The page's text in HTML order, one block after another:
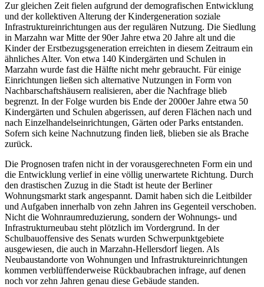
Zur gleichen Zeit fielen aufgrund der demografischen Entwicklung
und der kollektiven Alterung der Kindergeneration soziale
Infrastruktureinrichtungen aus der regulären Nutzung. Die Siedlung
in Marzahn war Mitte der 90er Jahre etwa 20 Jahre alt und die
Kinder der Erstbezugsgeneration erreichten in diesem Zeitraum ein
ähnliches Alter. Von etwa 140 Kindergärten und Schulen in
Marzahn wurde fast die Hälfte nicht mehr gebraucht. Für einige
Einrichtungen ließen sich alternative Nutzungen in Form von
Nachbarschaftshäusern realisieren, aber die Nachfrage blieb
begrenzt. In der Folge wurden bis Ende der 2000er Jahre etwa 50
Kindergärten und Schulen abgerissen, auf deren Flächen nach und
nach Einzelhandelseinrichtungen, Gärten oder Parks entstanden.
Sofern sich keine Nachnutzung finden ließ, blieben sie als Brache
zurück.
Die Prognosen trafen nicht in der vorausgerechneten Form ein und
die Entwicklung verlief in eine völlig unerwartete Richtung. Durch
den drastischen Zuzug in die Stadt ist heute der Berliner
Wohnungsmarkt stark angespannt. Damit haben sich die Leitbilder
und Aufgaben innerhalb von zehn Jahren ins Gegenteil verschoben.
Nicht die Wohnraumreduzierung, sondern der Wohnungs- und
Infrastrukturneubau steht plötzlich im Vordergrund. In der
Schulbauoffensive des Senats wurden Schwerpunktgebiete
ausgewiesen, die auch in Marzahn-Hellersdorf liegen. Als
Neubaustandorte von Wohnungen und Infrastruktureinrichtungen
kommen verblüffenderweise Rückbaubrachen infrage, auf denen
noch vor zehn Jahren genau diese Gebäude standen.